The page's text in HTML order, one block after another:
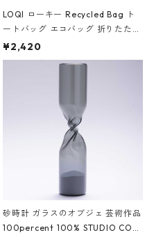
LOQI ローキー Recycled Bag ト
ートバッグ エコバッグ 折りたたみ
大きめ 撥水加工 収納ポーチ CRO
CODILE/Black クロコダイル/ブラ
¥2,420
砂時計 ガラスのオブジェ 芸術作品
100percent 100% STUDIO COH